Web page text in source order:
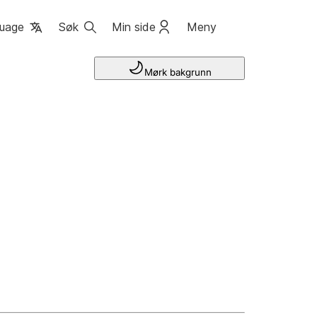
Søk Min side Meny
Mørk bakgrunn